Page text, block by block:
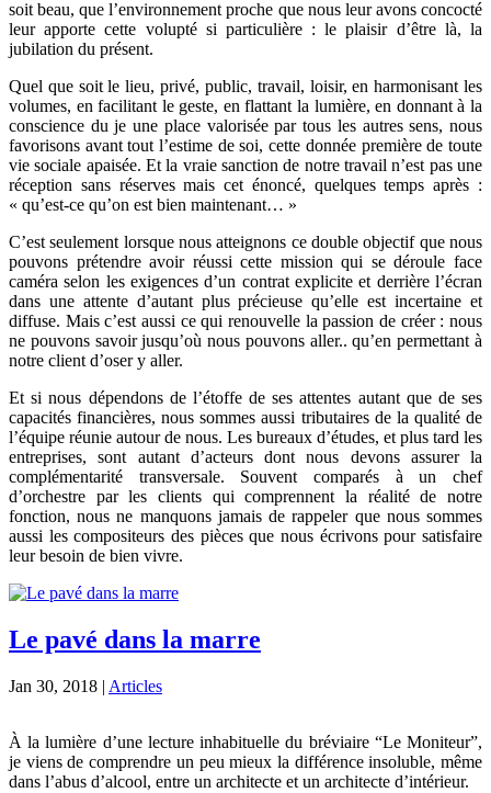
soit beau, que l’environnement proche que nous leur avons concocté
leur apporte cette volupté si particulière : le plaisir d’être là, la
jubilation du présent.
Quel que soit le lieu, privé, public, travail, loisir, en harmonisant les
volumes, en facilitant le geste, en flattant la lumière, en donnant à la
conscience du je une place valorisée par tous les autres sens, nous
favorisons avant tout l’estime de soi, cette donnée première de toute
vie sociale apaisée. Et la vraie sanction de notre travail n’est pas une
réception sans réserves mais cet énoncé, quelques temps après :
« qu’est-ce qu’on est bien maintenant… »
C’est seulement lorsque nous atteignons ce double objectif que nous
pouvons prétendre avoir réussi cette mission qui se déroule face
caméra selon les exigences d’un contrat explicite et derrière l’écran
dans une attente d’autant plus précieuse qu’elle est incertaine et
diffuse. Mais c’est aussi ce qui renouvelle la passion de créer : nous
ne pouvons savoir jusqu’où nous pouvons aller.. qu’en permettant à
notre client d’oser y aller.
Et si nous dépendons de l’étoffe de ses attentes autant que de ses
capacités financières, nous sommes aussi tributaires de la qualité de
l’équipe réunie autour de nous. Les bureaux d’études, et plus tard les
entreprises, sont autant d’acteurs dont nous devons assurer la
complémentarité transversale. Souvent comparés à un chef
d’orchestre par les clients qui comprennent la réalité de notre
fonction, nous ne manquons jamais de rappeler que nous sommes
aussi les compositeurs des pièces que nous écrivons pour satisfaire
leur besoin de bien vivre.
Le pavé dans la marre
Jan 30, 2018 | Articles
À la lumière d’une lecture inhabituelle du bréviaire “Le Moniteur”,
je viens de comprendre un peu mieux la différence insoluble, même
dans l’abus d’alcool, entre un architecte et un architecte d’intérieur.